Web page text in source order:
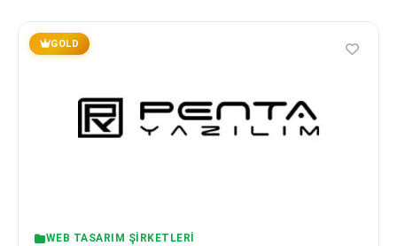
GOLD
WEB TASARIM ŞIRKETLERI